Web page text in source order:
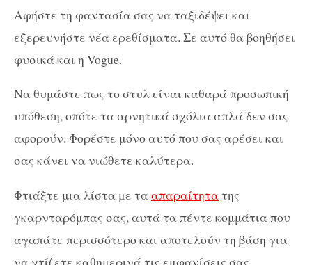
Αφήστε τη φαντασία σας να ταξιδέψει και
εξερευνήστε νέα ερεθίσματα. Σε αυτό θα βοηθήσει
φυσικά και η Vogue.
Να θυμάστε πως το στυλ είναι καθαρά προσωπική
υπόθεση, οπότε τα αρνητικά σχόλια απλά δεν σας
αφορούν. Φορέστε μόνο αυτό που σας αρέσει και
σας κάνει να νιώθετε καλύτερα.
Φτιάξτε μια λίστα με τααπαραίτητατης
γκαρνταρόμπας σας, αυτά τα πέντε κομμάτια που
αγαπάτε περισσότερο και αποτελούν τη βάση για
να χτίζετε καθημερινά τις εμφανίσεις σας.